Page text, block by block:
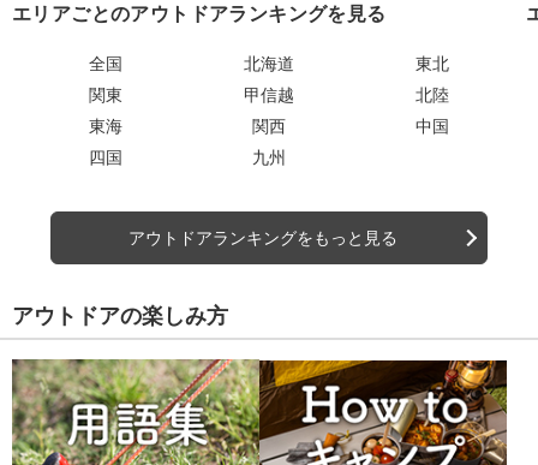
エリアごとのアウトドアランキングを見る
全国 北海道
東北
関東
甲信越
北陸
東海
関西
中国
四国
九州
アウトドアランキングをもっと見る
アウトドアの楽しみ方